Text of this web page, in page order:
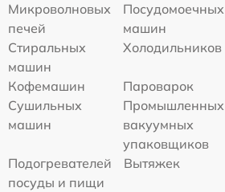
Микроволновых
печей
Посудомоечных
машин
Стиральных
машин
Холодильников
Кофемашин
Пароварок
Сушильных
машин
Промышленных
вакуумных
упаковщиков
Подогревателей
посуды и пищи
Вытяжек